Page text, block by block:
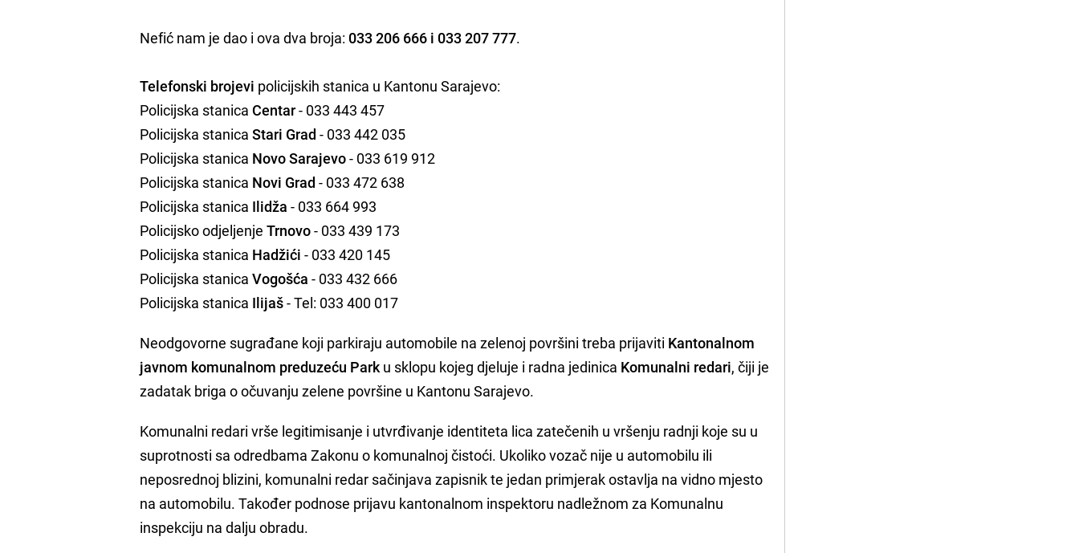
Nefić nam je dao i ova dva broja: 033 206 666 i 033 207 777.
Telefonski brojevi policijskih stanica u Kantonu Sarajevo:
Policijska stanicaCentar- 033 443 457
Policijska stanicaStari Grad- 033 442 035
Policijska stanica Novo Sarajevo- 033 619 912
Policijska stanica Novi Grad - 033 472 638
Policijska stanica Ilidža - 033 664 993
Policijsko odjeljenjeTrnovo- 033 439 173
Policijska stanica Hadžići - 033 420 145
Policijska stanicaVogošća - 033 432 666
Policijska stanica Ilijaš- Tel: 033 400 017
Neodgovorne sugrađane koji parkiraju automobile na zelenoj površini treba prijaviti Kantonalnom
javnom komunalnom preduzeću Park u sklopu kojeg djeluje i radna jedinica Komunalni redari, čiji je
zadatak briga o očuvanju zelene površine u Kantonu Sarajevo.
Komunalni redari vrše legitimisanje i utvrđivanje identiteta lica zatečenih u vršenju radnji koje su u
suprotnosti sa odredbama Zakonu o komunalnoj čistoći. Ukoliko vozač nije u automobilu ili
neposrednoj blizini, komunalni redar sačinjava zapisnik te jedan primjerak ostavlja na vidno mjesto
na automobilu. Također podnose prijavu kantonalnom inspektoru nadležnom za Komunalnu
inspekciju na dalju obradu.